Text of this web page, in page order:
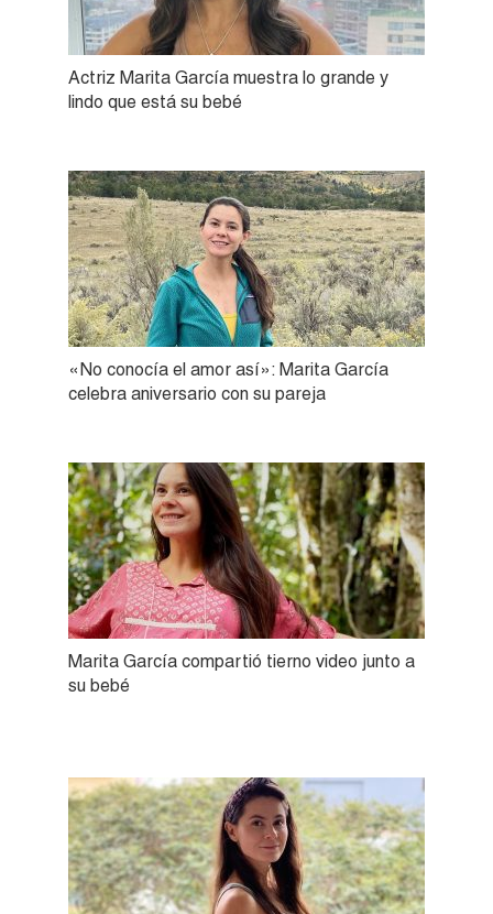
Actriz Marita García muestra lo grande y
lindo que está su bebé
«No conocía el amor así»: Marita García
celebra aniversario con su pareja
Marita García compartió tierno video junto a
su bebé